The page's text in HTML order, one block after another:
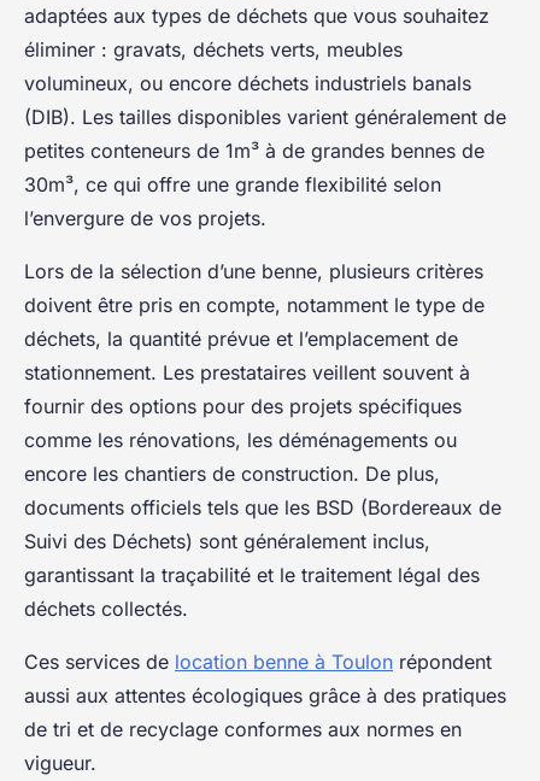
adaptées aux types de déchets que vous souhaitez
éliminer : gravats, déchets verts, meubles
volumineux, ou encore déchets industriels banals
(DIB). Les tailles disponibles varient généralement de
petites conteneurs de 1m³ à de grandes bennes de
30m³, ce qui offre une grande flexibilité selon
l’envergure de vos projets.
Lors de la sélection d’une benne, plusieurs critères
doivent être pris en compte, notamment le type de
déchets, la quantité prévue et l’emplacement de
stationnement. Les prestataires veillent souvent à
fournir des options pour des projets spécifiques
comme les rénovations, les déménagements ou
encore les chantiers de construction. De plus,
documents officiels tels que les BSD (Bordereaux de
Suivi des Déchets) sont généralement inclus,
garantissant la traçabilité et le traitement légal des
déchets collectés.
Ces services de location benne à Toulon répondent
aussi aux attentes écologiques grâce à des pratiques
de tri et de recyclage conformes aux normes en
vigueur.